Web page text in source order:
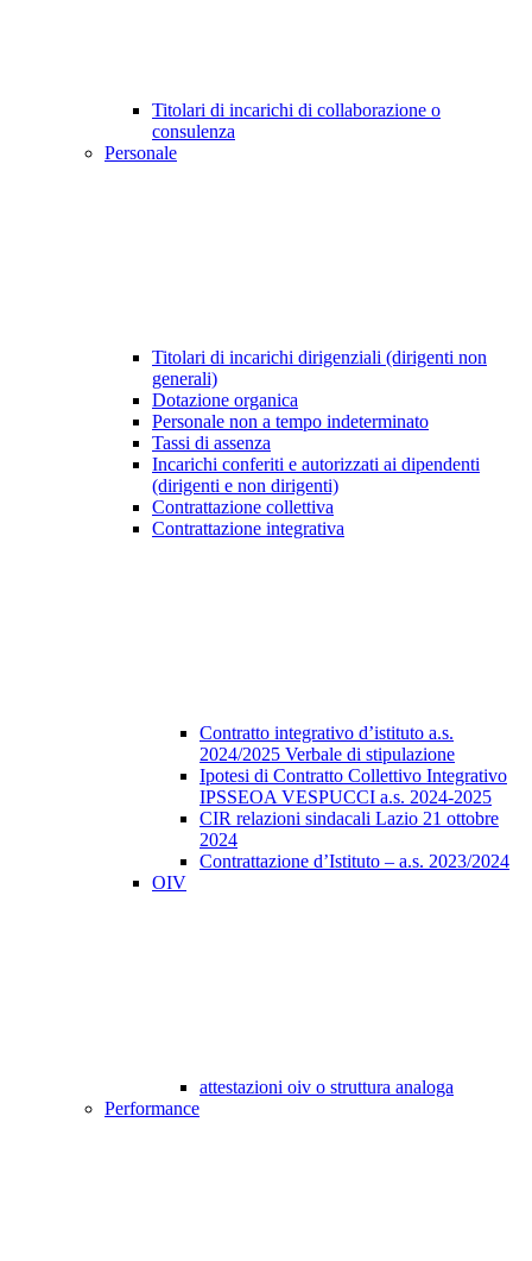
Titolari di incarichi di collaborazione o
consulenza
Personale
Titolari di incarichi dirigenziali (dirigenti non
generali)
Dotazione organica
Personale non a tempo indeterminato
Tassi di assenza
Incarichi conferiti e autorizzati ai dipendenti
(dirigenti e non dirigenti)
Contrattazione collettiva
Contrattazione integrativa
Contratto integrativo d’istituto a.s.
2024/2025 Verbale di stipulazione
Ipotesi di Contratto Collettivo Integrativo
IPSSEOA VESPUCCI a.s. 2024-2025
CIR relazioni sindacali Lazio 21 ottobre
2024
Contrattazione d’Istituto – a.s. 2023/2024
OIV
attestazioni oiv o struttura analoga
Performance